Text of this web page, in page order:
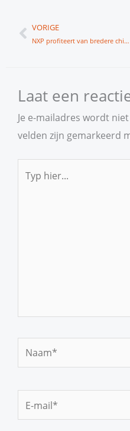
Vorige
VORIGE
NXP profiteert van bredere chiprally
Laat een
Je e-mailadres wordt
velden zijn gemarkeerd
hier...
Naam*
mail*